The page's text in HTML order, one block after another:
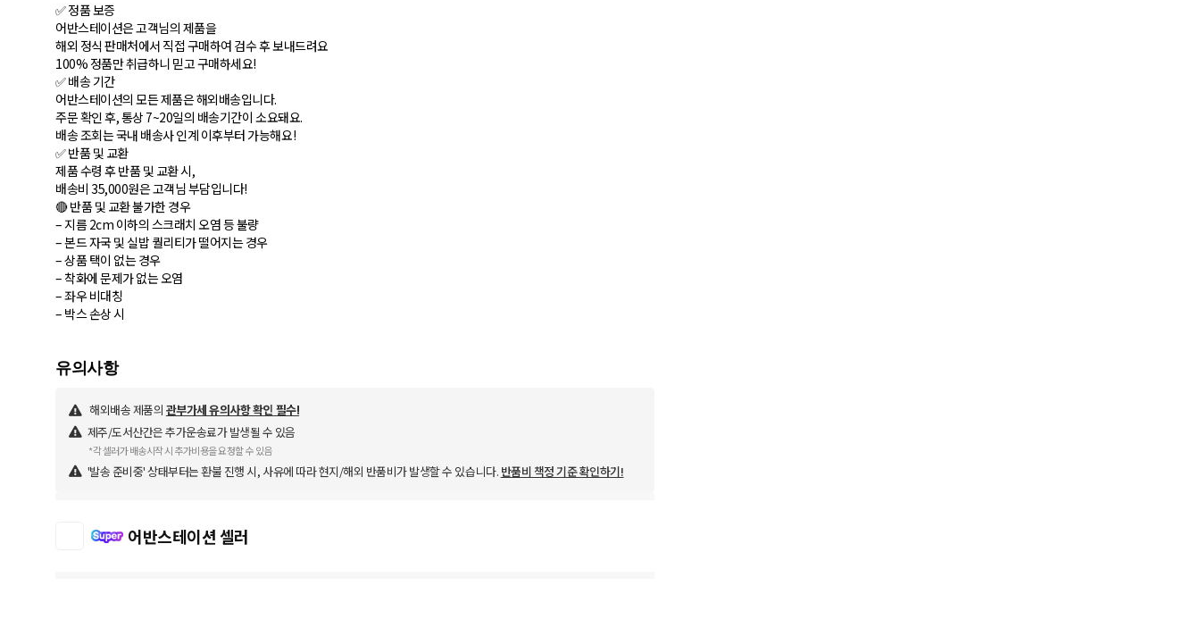
✅ 정품 보증
어반스테이션은 고객님의 제품을
해외 정식 판매처에서 직접 구매하여 검수 후 보내드려요
100% 정품만 취급하니 믿고 구매하세요!
✅ 배송 기간
어반스테이션의 모든 제품은 해외배송입니다.
주문 확인 후, 통상 7~20일의 배송기간이 소요돼요.
배송 조회는 국내 배송사 인계 이후부터 가능해요!
✅ 반품 및 교환
제품 수령 후 반품 및 교환 시,
배송비 35,000원은 고객님 부담입니다!
🔴 반품 및 교환 불가한 경우
– 지름 2cm 이하의 스크래치 오염 등 불량
– 본드 자국 및 실밥 퀄리티가 떨어지는 경우
– 상품 택이 없는 경우
– 착화에 문제가 없는 오염
– 좌우 비대칭
– 박스 손상 시
유의사항
해외배송 제품의 관부가세 유의사항 확인 필수!
제주/도서산간은 추가운송료가 발생될 수 있음
*각 셀러가 배송시작 시 추가비용을 요청할 수 있음
'발송 준비중' 상태부터는 환불 진행 시, 사유에 따라 현지/해외 반품비가 발생할 수 있습니다. 반품비 책정 기준 확인하기!
어반스테이션 셀러